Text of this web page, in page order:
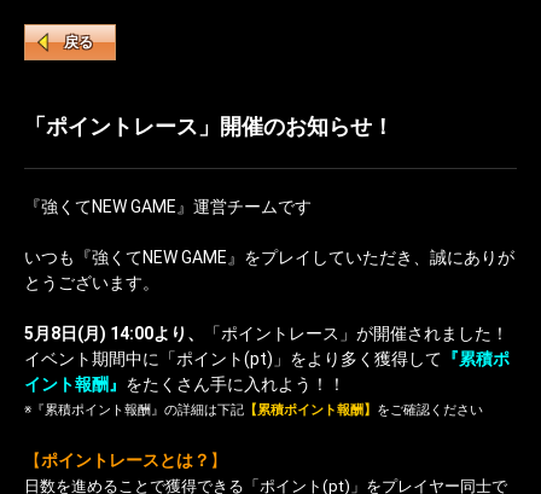
戻る
「ポイントレース」開催のお知らせ！
『強くてNEW GAME』運営チームです
いつも『強くてNEW GAME』をプレイしていただき、誠にありが
とうございます。
5月8日(月) 14:00より、
「ポイントレース」が開催されました！
イベント期間中に「ポイント(pt)」をより多く獲得して 『累積ポ
イント報酬』 をたくさん手に入れよう！！
※『累積ポイント報酬』の詳細は下記 【累積ポイント報酬】 をご確認ください
【ポイントレースとは？ 】
日数を進めることで獲得できる「ポイント(pt)」をプレイヤー同士で